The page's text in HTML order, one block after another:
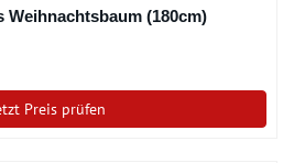
(180cm)
Preis prüfen